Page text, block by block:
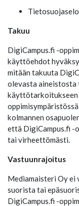
Takuu
DigiCampus.fi -
käyttöehdot
mitään takuuta
olevasta
käyttötarkoitukseen
kolmannen
että DigiCampus.fi -
tai virheettömästi.
Vastuunrajoitus
Mediamaisteri Oy ei
suorista tai
DigiCampus.fi -